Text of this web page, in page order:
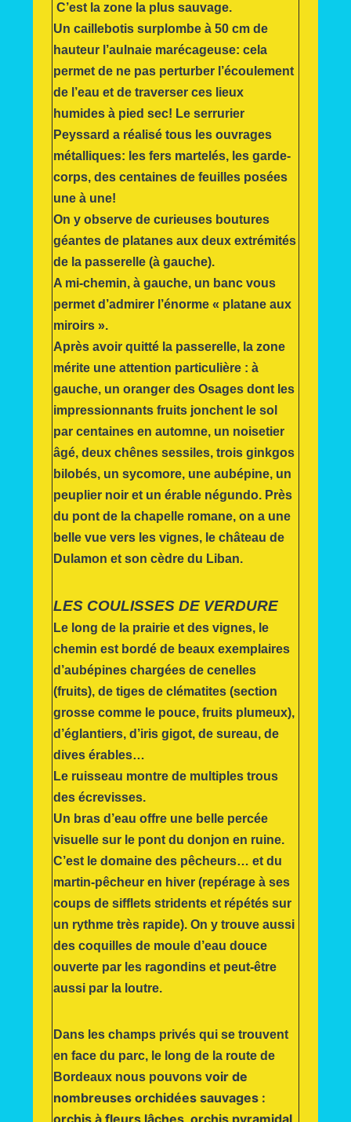
C’est la zone la plus sauvage.
Un caillebotis surplombe à 50 cm de
hauteur l’aulnaie marécageuse: cela
permet de ne pas perturber l’écoulement
de l’eau et de traverser ces lieux
humides à pied sec! Le serrurier
Peyssard a réalisé tous les ouvrages
métalliques: les fers martelés, les garde-
corps, des centaines de feuilles posées
une à une!
On y observe de curieuses boutures
géantes de platanes aux deux extrémités
de la passerelle (à gauche).
A mi-chemin, à gauche, un banc vous
permet d’admirer l’énorme « platane aux
miroirs ».
Après avoir quitté la passerelle, la zone
mérite une attention particulière : à
gauche, un oranger des Osages dont les
impressionnants fruits jonchent le sol
par centaines en automne, un noisetier
âgé, deux chênes sessiles, trois ginkgos
bilobés, un sycomore, une aubépine, un
peuplier noir et un érable négundo. Près
du pont de la chapelle romane, on a une
belle vue vers les vignes, le château de
Dulamon et son cèdre du Liban.
LES COULISSES DE VERDURE
Le long de la prairie et des vignes, le
chemin est bordé de beaux exemplaires
d’aubépines chargées de cenelles
(fruits), de tiges de clématites (section
grosse comme le pouce, fruits plumeux),
d’églantiers, d’iris gigot, de sureau, de
dives érables…
Le ruisseau montre de multiples trous
des écrevisses.
Un bras d’eau offre une belle percée
visuelle sur le pont du donjon en ruine.
C’est le domaine des pêcheurs… et du
martin-pêcheur en hiver (repérage à ses
coups de sifflets stridents et répétés sur
un rythme très rapide). On y trouve aussi
des coquilles de moule d’eau douce
ouverte par les ragondins et peut-être
aussi par la loutre.
Dans les champs privés qui se trouvent
en face du parc, le long de la route de
Bordeaux nous pouvons voir de
nombreuses orchidées sauvages :
orchis à fleurs lâches, orchis pyramidal,